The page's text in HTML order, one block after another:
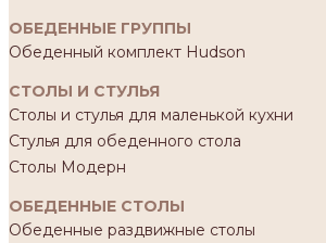
ОБЕДЕННЫЕ ГРУППЫ
Обеденный комплект Hudson
СТОЛЫ И СТУЛЬЯ
Столы и стулья для маленькой кухни
Стулья для обеденного стола
Столы Модерн
ОБЕДЕННЫЕ СТОЛЫ
Обеденные раздвижные столы